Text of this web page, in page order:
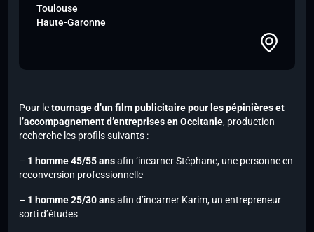
Toulouse
Haute-Garonne
Pour letournage d’un film publicitaire pour les pépinières et
l’accompagnement d’entreprises en Occitanie, production
recherche les profils suivants :
– 1 homme 45/55 ansafin ‘incarner Stéphane, une personne en
reconversion professionnelle
– 1 homme 25/30 ansafin d’incarner Karim, un entrepreneur
sorti d’études